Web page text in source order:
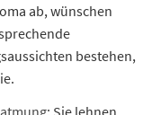
ab, wünschen
bestehen,